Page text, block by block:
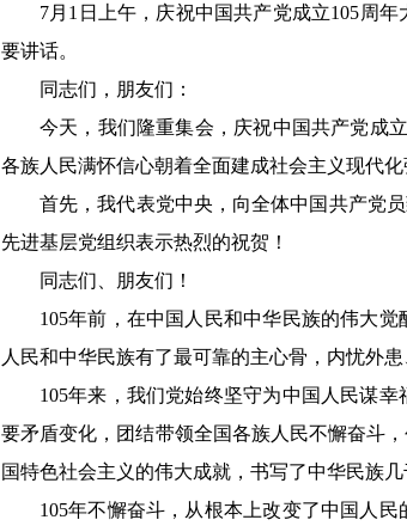
7月1日上午，庆祝中国共产党成立105周
要讲话。
同志们，朋友们：
今天，我们隆重集会，庆祝中国共产党成
各族人民满怀信心朝着全面建成社会主义现代
首先，我代表党中央，向全体中国共产党
先进基层党组织表示热烈的祝贺！
同志们、朋友们！
105年前，在中国人民和中华民族的伟大
人民和中华民族有了最可靠的主心骨，内忧外
105年来，我们党始终坚守为中国人民谋
要矛盾变化，团结带领全国各族人民不懈奋斗
国特色社会主义的伟大成就，书写了中华民族几
105年不懈奋斗，从根本上改变了中国人